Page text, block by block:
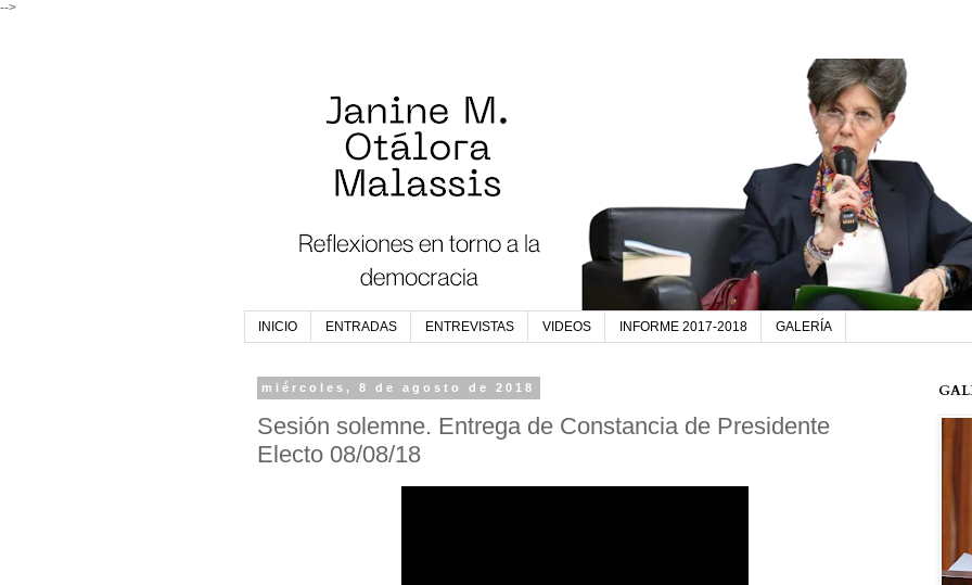
-->
INICIO ENTRADAS ENTREVISTAS VIDEOS INFORME 2017-2018 GALERÍA
miércoles, 8 de agosto de 2018
Sesión solemne. Entrega de Constancia de Presidente
Electo 08/08/18